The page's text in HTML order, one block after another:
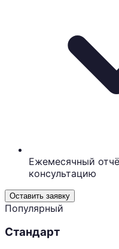
Ежемесячный
консультацию
Оставить заявку
Популярный
Стандарт